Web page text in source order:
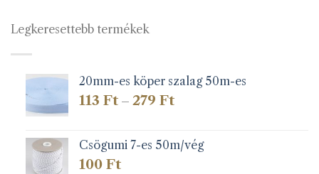
Legkeresettebb termékek
20mm-es köper szalag 50m-es
113 Ft – 279 FtÁrtartomány:
279 Ft
Csögumi 7-es 50m/vég
100 Ft